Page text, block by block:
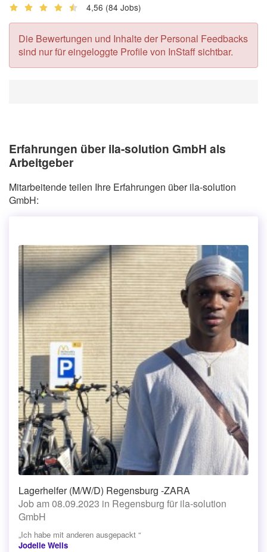
4,56 (84 Jobs)
Die Bewertungen und Inhalte der Personal Feedbacks
sind nur für eingeloggte Profile von InStaff sichtbar.
Erfahrungen über ila-solution GmbH als
Arbeitgeber
Mitarbeitende teilen Ihre Erfahrungen über ila-solution
GmbH:
Lagerhelfer (M/W/D) Regensburg -ZARA
Job am 08.09.2023 in Regensburg für ila-solution
GmbH
„Ich habe mit anderen ausgepackt “
Jodelle Wells